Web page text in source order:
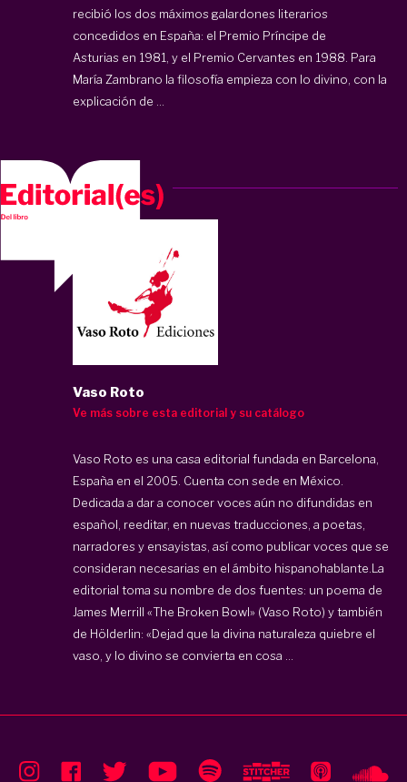
recibió los dos máximos galardones literarios
concedidos en España: el Premio Príncipe de
Asturias en 1981, y el Premio Cervantes en 1988. Para
María Zambrano la filosofía empieza con lo divino, con la
explicación de ...
Vaso Roto
Ve más sobre esta editorial y su catálogo
Vaso Roto es una casa editorial fundada en Barcelona,
España en el 2005. Cuenta con sede en México.
Dedicada a dar a conocer voces aún no difundidas en
español, reeditar, en nuevas traducciones, a poetas,
narradores y ensayistas, así como publicar voces que se
consideran necesarias en el ámbito hispanohablante.La
editorial toma su nombre de dos fuentes: un poema de
James Merrill «The Broken Bowl» (Vaso Roto) y también
de Hölderlin: «Dejad que la divina naturaleza quiebre el
vaso, y lo divino se convierta en cosa ...